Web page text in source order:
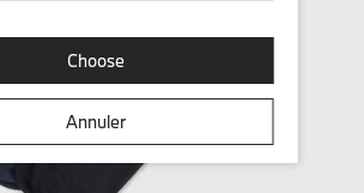
Choose
Annuler